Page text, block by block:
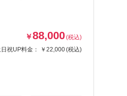
￥88,000(税込)
祝UP料金：
￥22,000(税込)